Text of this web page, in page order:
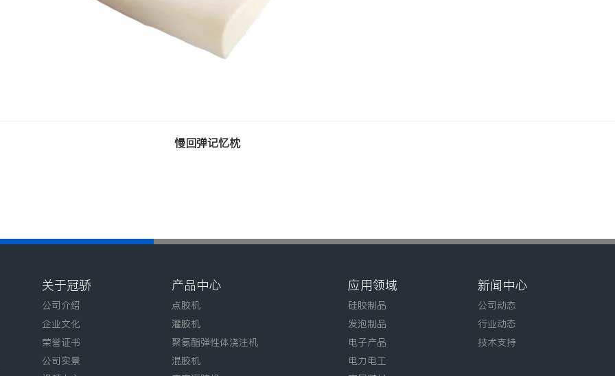
慢回弹记忆枕
关于冠骄
公司介绍
企业文化
荣誉证书
公司实景
产品中心
点胶机
灌胶机
聚氨酯弹性体浇注机
混胶机
应用领域
硅胶制品
发泡制品
电子产品
电力电工
新闻中心
公司动态
行业动态
技术支持